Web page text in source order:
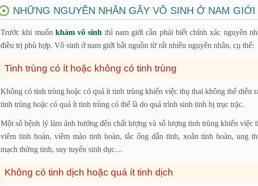
NHỮNG NGUYÊN NHÂN GÂY VÔ SINH Ở NAM GIỚI
Trước khi muốn khám vô sinh thì nam giới cần phải biết chính xác nguyên
điều trị phù hợp. Vô sinh ở nam giới bắt nguồn từ rất nhiều nguyên nhân, cụ thể:
Tinh trùng có ít hoặc không có tinh trùng
Không có tinh trùng hoặc có quá ít tinh trùng khiến việc thụ thai không thể diễn
tinh trùng hoặc có quá ít tinh trùng có thể là do quá trình sinh tinh bị trục trặc.
Một số bệnh lý làm ảnh hưởng đến chất lượng và số lượng tinh trùng khiến việc
viêm tinh hoàn, viêm mào tinh hoàn, tắc ống dẫn tinh, xoắn tinh hoàn, ung
mạch thừng tinh, suy tuyến sinh dục…
Không có tinh dịch hoặc quá ít tinh dịch